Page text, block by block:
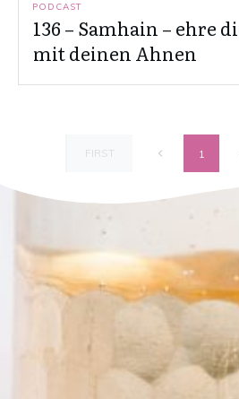
PODCAST
136 – Samhain – ehre
mit deinen Ahnen
FIRST 1